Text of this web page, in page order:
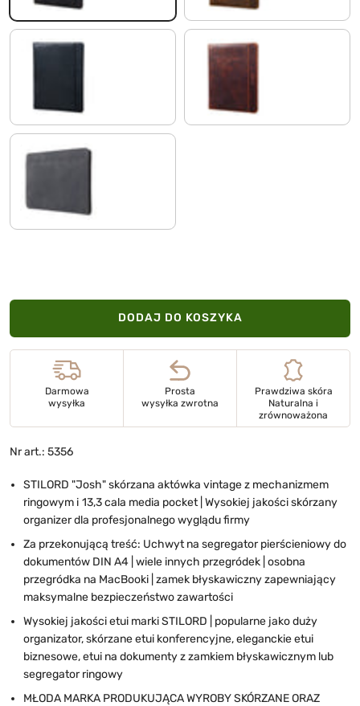
kara - koniak
DODAJ DO KOSZYKA
Darmowa
wysyłka
Prosta
wysyłka zwrotna
Prawdziwa skóra
Naturalna i
zrównoważona
Nr art.: 5356
STILORD "Josh" skórzana aktówka vintage z mechanizmem
ringowym i 13,3 cala media pocket | Wysokiej jakości skórzany
organizer dla profesjonalnego wyglądu firmy
Za przekonującą treść: Uchwyt na segregator pierścieniowy do
dokumentów DIN A4 | wiele innych przegródek | osobna
przegródka na MacBooki | zamek błyskawiczny zapewniający
maksymalne bezpieczeństwo zawartości
Wysokiej jakości etui marki STILORD | popularne jako duży
organizator, skórzane etui konferencyjne, eleganckie etui
biznesowe, etui na dokumenty z zamkiem błyskawicznym lub
segregator ringowy
MŁODA MARKA PRODUKUJĄCA WYROBY SKÓRZANE ORAZ